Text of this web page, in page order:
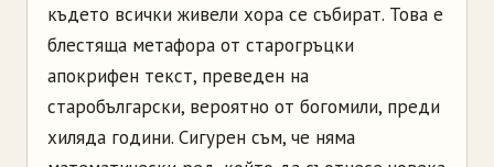
където всички живели хора се събират. Това е
блестяща метафора от старогръцки
апокрифен текст, преведен на
старобългарски, вероятно от богомили, преди
хиляда години. Сигурен съм, че няма